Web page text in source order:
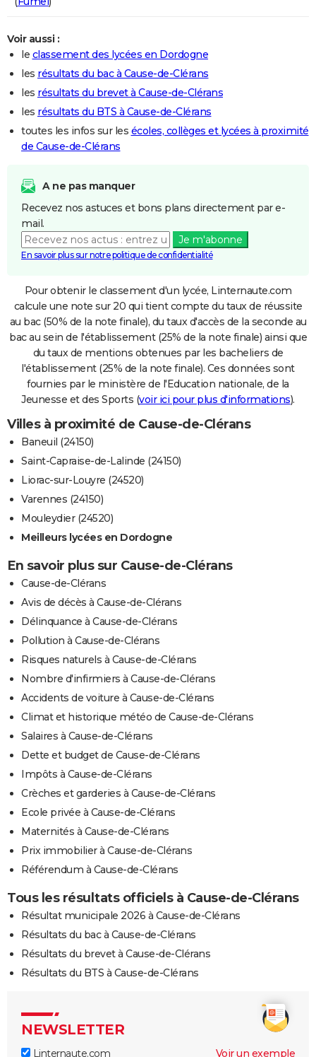
Voir aussi :
le classement des lycées en Dordogne
les résultats du bac à Cause-de-Clérans
les résultats du brevet à Cause-de-Clérans
les résultats du BTS à Cause-de-Clérans
toutes les infos sur les écoles, collèges et lycées à proximité
de Cause-de-Clérans
A ne pas manquer
Recevez nos astuces et bons plans directement par e-
mail.
Je m'abonne
En savoir plus sur notre politique de confidentialité
Pour obtenir le classement d'un lycée, Linternaute.com
calcule une note sur 20 qui tient compte du taux de réussite
au bac (50% de la note finale), du taux d'accès de la seconde au
bac au sein de l'établissement (25% de la note finale) ainsi que
du taux de mentions obtenues par les bacheliers de
l'établissement (25% de la note finale). Ces données sont
fournies par le ministère de l'Education nationale, de la
Jeunesse et des Sports (voir ici pour plus d'informations).
Villes à proximité de Cause-de-Clérans
Baneuil (24150)
Saint-Capraise-de-Lalinde (24150)
Liorac-sur-Louyre (24520)
Varennes (24150)
Mouleydier (24520)
Meilleurs lycées en Dordogne
En savoir plus sur Cause-de-Clérans
Cause-de-Clérans
Avis de décès à Cause-de-Clérans
Délinquance à Cause-de-Clérans
Pollution à Cause-de-Clérans
Risques naturels à Cause-de-Clérans
Nombre d'infirmiers à Cause-de-Clérans
Accidents de voiture à Cause-de-Clérans
Climat et historique météo de Cause-de-Clérans
Salaires à Cause-de-Clérans
Dette et budget de Cause-de-Clérans
Impôts à Cause-de-Clérans
Crèches et garderies à Cause-de-Clérans
Ecole privée à Cause-de-Clérans
Maternités à Cause-de-Clérans
Prix immobilier à Cause-de-Clérans
Référendum à Cause-de-Clérans
Tous les résultats officiels à Cause-de-Clérans
Résultat municipale 2026 à Cause-de-Clérans
Résultats du bac à Cause-de-Clérans
Résultats du brevet à Cause-de-Clérans
Résultats du BTS à Cause-de-Clérans
NEWSLETTER
Linternaute.com Voir un exemple